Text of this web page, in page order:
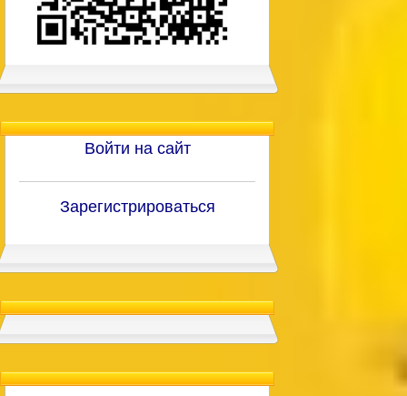
Войти на сайт
Зарегистрироваться